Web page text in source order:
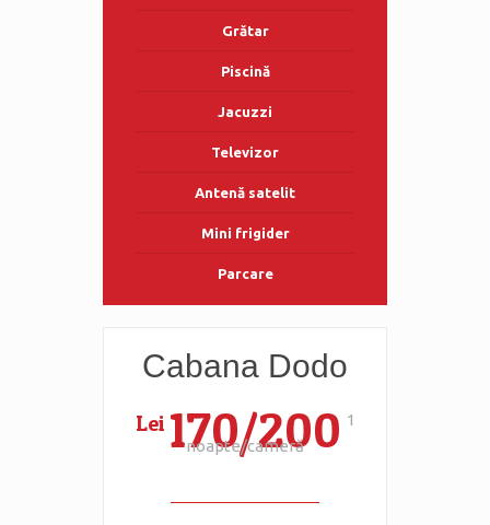
Grătar
Piscină
Jacuzzi
Televizor
Antenă satelit
Mini frigider
Parcare
Cabana Dodo
Lei 170/200 1
noapte/cameră